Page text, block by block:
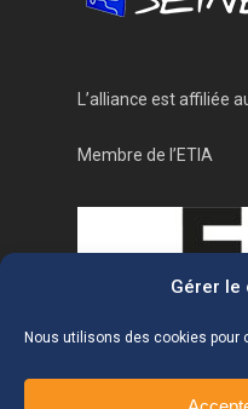
Gérer le
Nous utilisons des cookies pour
L’alliance est affiliée
Membre de l’ETIA